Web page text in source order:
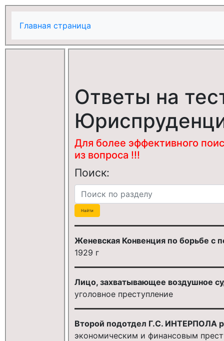
Главная страница
Ответы на
Для более эффективного
из вопроса !!!
Поиск:
Женевская Конвенция по борьбе с
1929 г
Лицо, захватывающее воздушное
уголовное преступление
Второй подотдел Г.С. ИНТЕРПОЛА
экономическим и финансовым